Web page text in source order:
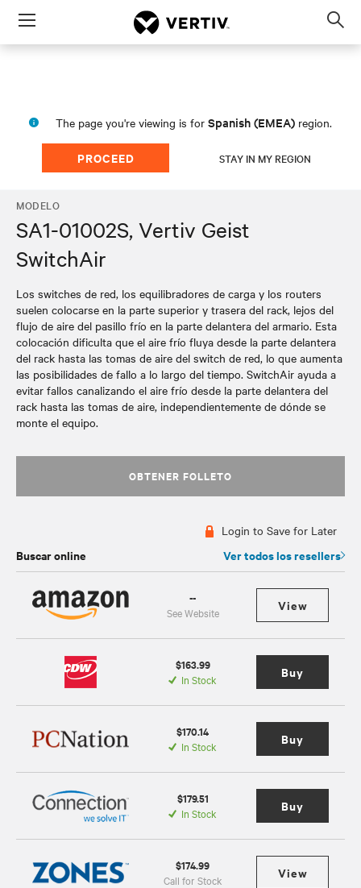
Menu
The page you're viewing is for Spanish (EMEA) region.
PROCEED STAY IN MY REGION
MODELO
SA1-01002S, Vertiv Geist
SwitchAir
Los switches de red, los equilibradores de carga y los routers
suelen colocarse en la parte superior y trasera del rack, lejos del
flujo de aire del pasillo frío en la parte delantera del armario. Esta
colocación dificulta que el aire frío fluya desde la parte delantera
del rack hasta las tomas de aire del switch de red, lo que aumenta
las posibilidades de fallo a lo largo del tiempo. SwitchAir ayuda a
evitar fallos canalizando el aire frío desde la parte delantera del
rack hasta las tomas de aire, independientemente de dónde se
monte el equipo.
OBTENER FOLLETO
Login to Save for Later
Buscar online Ver todos los resellers
--
See Website View
$163.99
In Stock Buy
$170.14
In Stock Buy
$179.51
In Stock Buy
$174.99
Call for Stock View